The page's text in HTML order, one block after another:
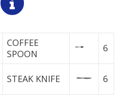
COFFEE
SPOON
6
STEAK KNIFE 6